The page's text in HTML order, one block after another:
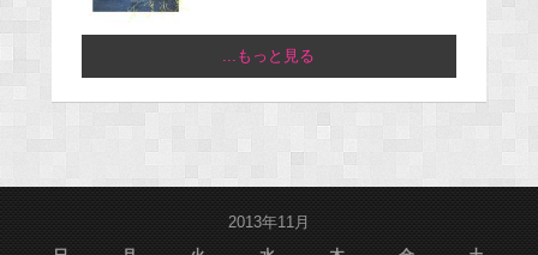
...もっと見る
2013年11月